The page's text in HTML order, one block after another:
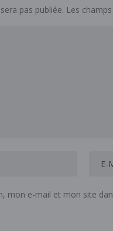
pas publiée. Les
mon e-mail et mon site